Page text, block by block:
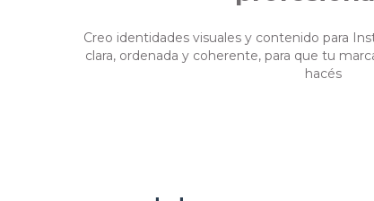
Creo identidades visuales y contenido para
clara, ordenada y coherente, para que tu
hacés